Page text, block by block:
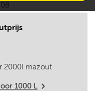
2000l mazout
1000 L m